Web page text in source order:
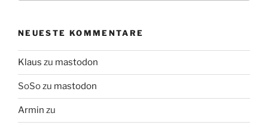
NEUESTE KOMMENTARE
Klaus zu mastodon
SoSozu mastodon
Armin zu